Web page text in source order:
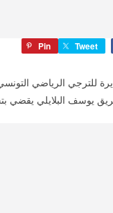
Tweet
Pin
للترجي الرياضي
يوسف البلايلي يقضي